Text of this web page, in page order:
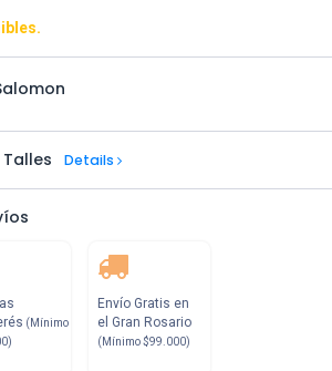
Details
(Mínimo
Envío Gratis en
el Gran Rosario
(Mínimo $99.000)